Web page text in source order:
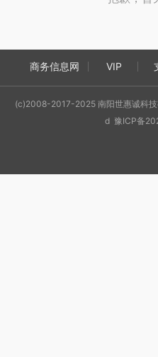
商务信息网 VIP
(c)2008-2017-2025 南阳世惠诚科
d 豫ICP备